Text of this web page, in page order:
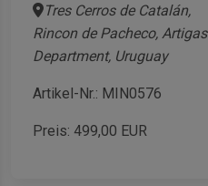
Tres Cerros de Catalán,
Rincon de Pacheco, Artigas
Department, Uruguay
Artikel-Nr.: MIN0576
Preis: 499,00 EUR